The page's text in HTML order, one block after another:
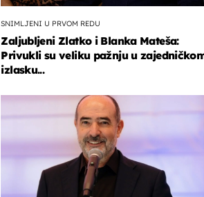
SNIMLJENI U PRVOM REDU
Zaljubljeni Zlatko i Blanka Mateša:
Privukli su veliku pažnju u
izlasku...